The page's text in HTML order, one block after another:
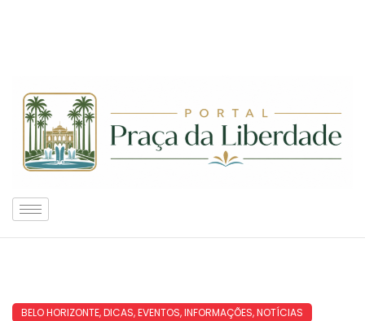
BELO HORIZONTE,DICAS,EVENTOS,INFORMAÇÕES,NOTÍCIAS